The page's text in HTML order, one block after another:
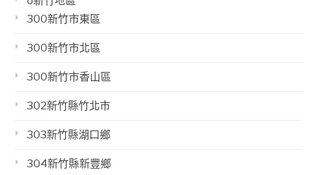
300新竹市東區
300新竹市北區
300新竹市香山區
302新竹縣竹北市
303新竹縣湖口鄉
304新竹縣新豐鄉